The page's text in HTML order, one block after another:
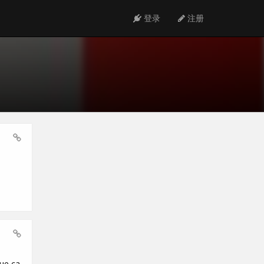
登录 注册